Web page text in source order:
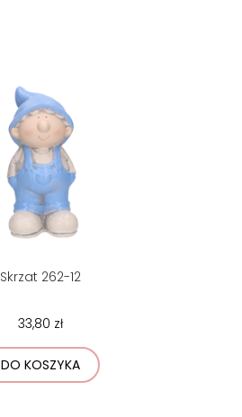
Skrzat 262-12
33,80 zł
DO KOSZYKA